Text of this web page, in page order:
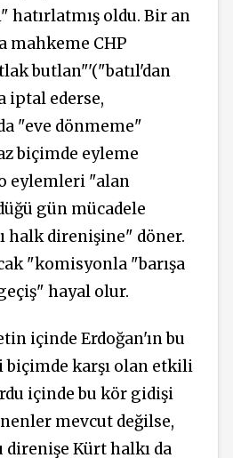
hatırlatmış oldu. Bir an
mahkeme CHP
butlan"'("batıl'dan
iptal ederse,
"eve dönmeme"
biçimde eyleme
eylemleri "alan
gün mücadele
halk direnişine" döner.
"komisyonla "barışa
hayal olur.
içinde Erdoğan'ın bu
karşı olan etkili
içinde bu kör gidişi
mevcut değilse,
Kürt halkı da